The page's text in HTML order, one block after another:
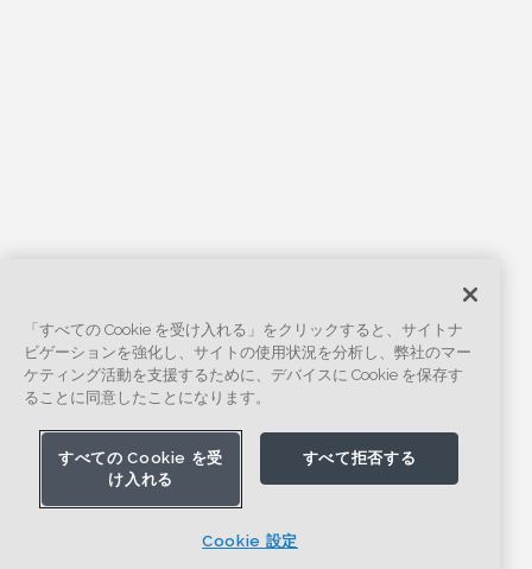
「すべての Cookie を受け入れる」をクリックすると、サイトナ
ビゲーションを強化し、サイトの使用状況を分析し、弊社のマー
ケティング活動を支援するために、デバイスに Cookie を保存す
ることに同意したことになります。
すべての Cookie を受
け入れる
すべて拒否する
Cookie 設定